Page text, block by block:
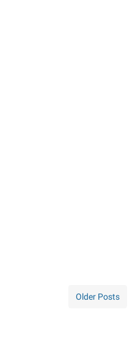
Older Posts